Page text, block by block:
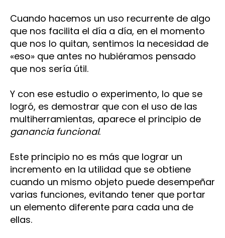
Cuando hacemos un uso recurrente de algo
que nos facilita el día a día, en el momento
que nos lo quitan, sentimos la necesidad de
«eso» que antes no hubiéramos pensado
que nos sería útil.
Y con ese estudio o experimento, lo que se
logró, es demostrar que con el uso de las
multiherramientas, aparece el principio de
ganancia funcional.
Este principio no es más que lograr un
incremento en la utilidad que se obtiene
cuando un mismo objeto puede desempeñar
varias funciones, evitando tener que portar
un elemento diferente para cada una de
ellas.